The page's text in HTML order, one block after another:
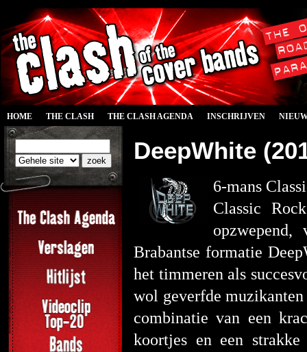
HOME THE CLASH THE CLASH AGENDA INSCHRIJVEN
DeepWhite
6-mans
Classic
Brabantse formatie
het timmeren als
wol geverfde
combinatie van een
koortjes en een